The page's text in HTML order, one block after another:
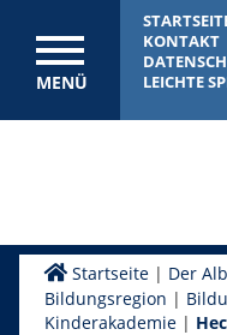
MENÜ
KONTAKT
LEICHTE
Startseite| Der
Bildungsregion |
Kinderakademie|